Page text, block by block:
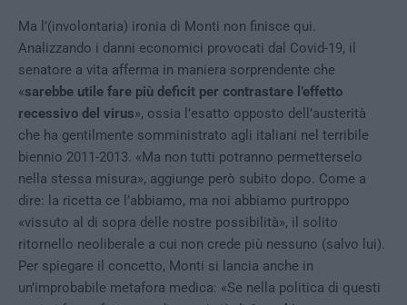
Ma l’(involontaria) ironia di Monti non finisce qui.
Analizzando i danni economici provocati dal Covid-19, il
senatore a vita afferma in maniera sorprendente che
«sarebbe utile fare più deficit per contrastare l’effetto
recessivo del virus», ossia l’esatto opposto dell’austerità
che ha gentilmente somministrato agli italiani nel terribile
biennio 2011-2013. «Ma non tutti potranno permetterselo
nella stessa misura», aggiunge però subito dopo. Come a
dire: la ricetta ce l’abbiamo, ma noi abbiamo purtroppo
«vissuto al di sopra delle nostre possibilità», il solito
ritornello neoliberale a cui non crede più nessuno (salvo lui).
Per spiegare il concetto, Monti si lancia anche in
un’improbabile metafora medica: «Se nella politica di questi